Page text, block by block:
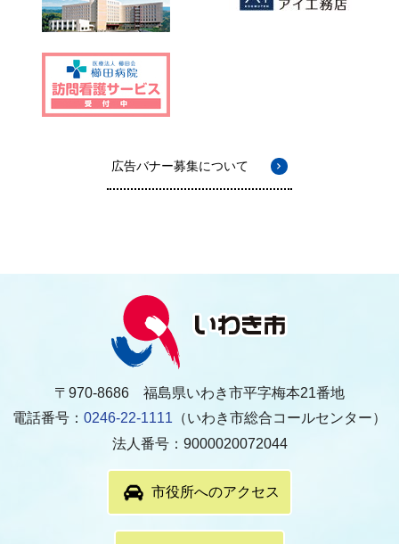
広告バナー募集について
〒970-8686 福島県いわき市平字梅本21番地
電話番号： 0246-22-1111 （いわき市総合コールセンター）
法人番号：9000020072044
市役所へのアクセス